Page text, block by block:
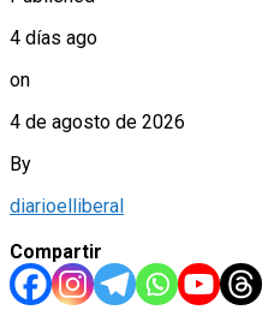
4 días ago
on
4 de agosto de 2026
By
diarioelliberal
Compartir